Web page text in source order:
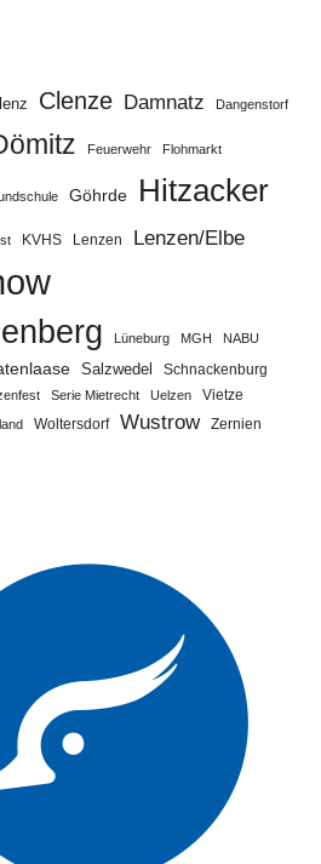
Clenze Damnatz Dangenstorf
Feuerwehr Flohmarkt
Göhrde Hitzacker
KVHS Lenzen Lenzen/Elbe
Lüneburg MGH NABU
Salzwedel Schnackenburg
Serie Mietrecht Uelzen Vietze
Woltersdorf Wustrow Zernien